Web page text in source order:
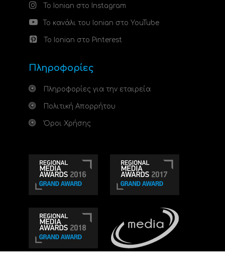
Το Ionian στο Instagram
Το κανάλι του Ionian στο YouTube
Το Ionian στο Pinterest
Πληροφορίες
Πληροφορίες για την εταιρεία
Πολιτική Απορρήτου
Όροι Χρήσης